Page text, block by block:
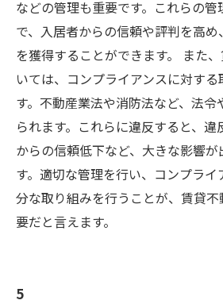
などの管理も重要です。これらの管
で、入居者からの信頼や評判を高
を獲得することができます。 また
いては、コンプライアンスに対す
す。不動産業法や消防法など、法令
られます。これらに違反すると、
からの信頼低下など、大きな影響
す。適切な管理を行い、コンプラ
分な取り組みを行うことが、賃貸
要だと言えます。
5